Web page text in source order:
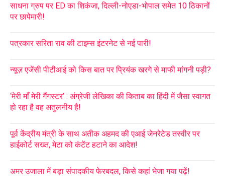
साधना ग्रुप पर ED का शिकंजा, दिल्ली-नोएडा-भोपाल समेत 10 ठिकानों
पर छापेमारी!
पत्रकार सरिता राव की टाइम्स इंटरनेट से नई पारी!
न्यूज़ एजेंसी पीटीआई को किस बात पर प्रियंक खरगे से माफी मांगनी पड़ी?
‘मेरी माँ मेरी गैंगस्टर’ : अंग्रेजी लेखिका की किताब का हिंदी में जैसा स्वागत
हो रहा है वह अतुलनीय है!
पूर्व केंद्रीय मंत्री के साथ अतीक अहमद की एआई जेनरेटेड तस्वीर पर
हाईकोर्ट सख्त, मेटा को कंटेंट हटाने का आदेश!
अमर उजाला में बड़ा संपादकीय फेरबदल, किसे कहां भेजा गया पढ़ें!